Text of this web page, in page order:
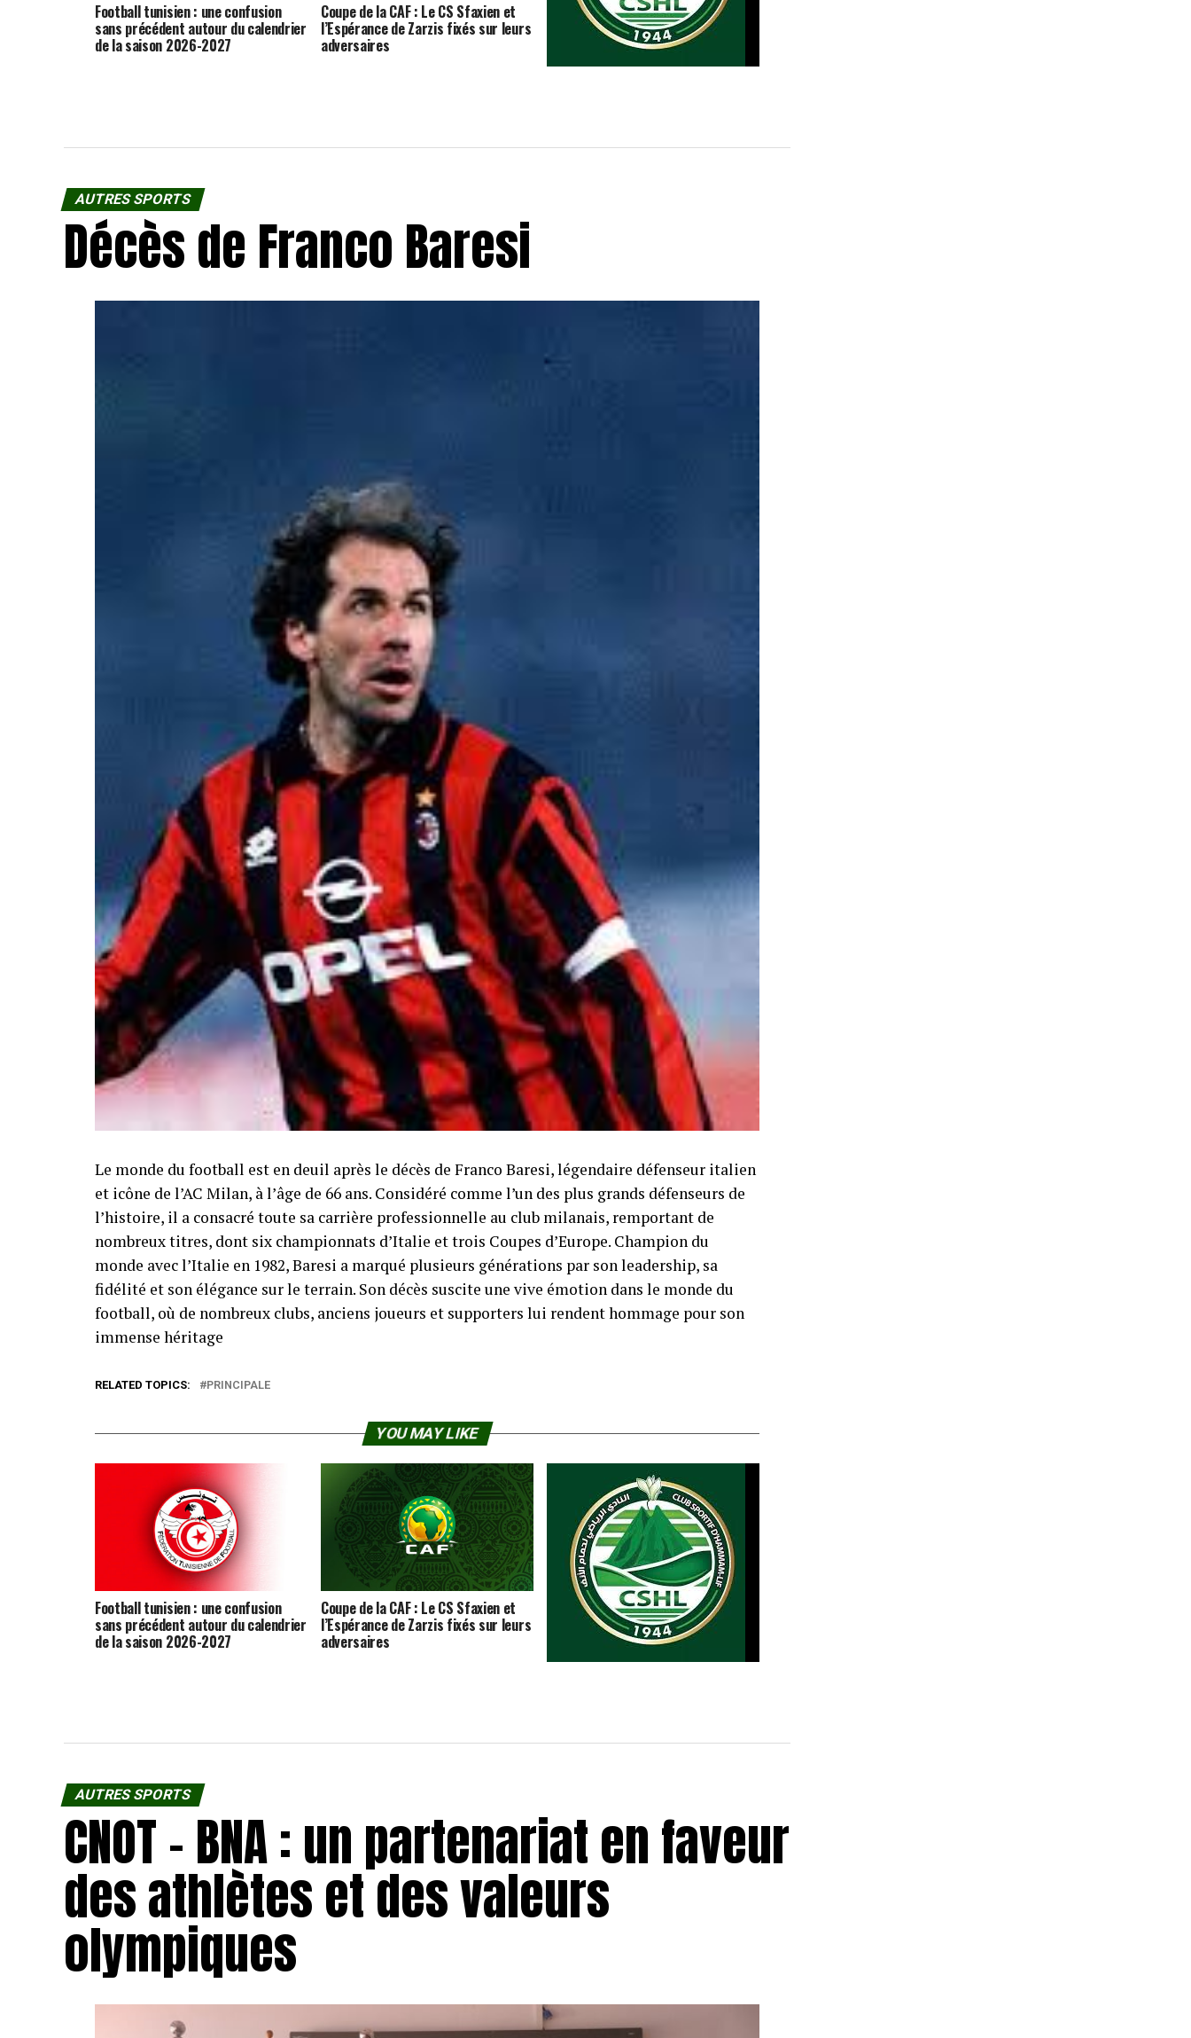
Football tunisien : une confusion
sans précédent autour du calendrier
de la saison 2026-2027
Coupe de la CAF : Le CS Sfaxien et
l’Espérance de Zarzis fixés sur leurs
adversaires
AUTRES SPORTS
Décès de Franco Baresi
Le monde du football est en deuil après le décès de Franco Baresi, légendaire défenseur italien
et icône de l’AC Milan, à l’âge de 66 ans. Considéré comme l’un des plus grands défenseurs de
l’histoire, il a consacré toute sa carrière professionnelle au club milanais, remportant de
nombreux titres, dont six championnats d’Italie et trois Coupes d’Europe. Champion du
monde avec l’Italie en 1982, Baresi a marqué plusieurs générations par son leadership, sa
fidélité et son élégance sur le terrain. Son décès suscite une vive émotion dans le monde du
football, où de nombreux clubs, anciens joueurs et supporters lui rendent hommage pour son
immense héritage
RELATED TOPICS: PRINCIPALE
YOU MAY LIKE
Football tunisien : une confusion
sans précédent autour du calendrier
de la saison 2026-2027
Coupe de la CAF : Le CS Sfaxien et
l’Espérance de Zarzis fixés sur leurs
adversaires
AUTRES SPORTS
CNOT – BNA : un partenariat en faveur
des athlètes et des valeurs
olympiques